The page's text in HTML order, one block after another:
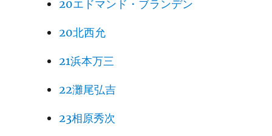
20エドマンド・ブランデン
20北西允
21浜本万三
22灘尾弘吉
23相原秀次